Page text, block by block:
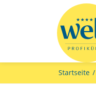
Startseite /